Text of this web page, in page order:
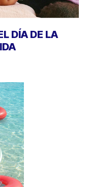
DÍA DE LA